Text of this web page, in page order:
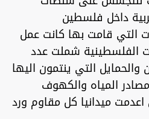
داخل فلسطين
التي قامت بها كانت عمل
الفلسطينية شملت عدد
التي ينتمون اليها
المياه والكهوف
اعدمت ميدانيا كل مقاوم ورد